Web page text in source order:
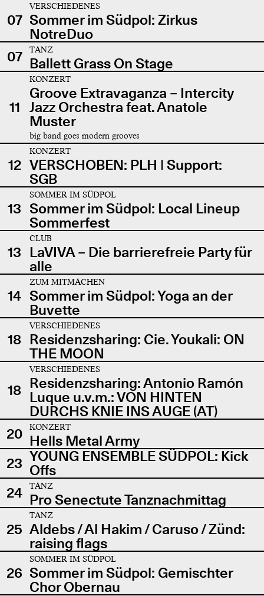
07
VERSCHIEDENES
Sommer im Südpol: Zirkus
NotreDuo
07
TANZ
Ballett Grass On Stage
11
KONZERT
Groove Extravaganza – Intercity
Jazz Orchestra feat. Anatole
Muster
big band goes modern grooves
12
KONZERT
VERSCHOBEN: PLH | Support:
SGB
13
SOMMER IM SÜDPOL
Sommer im Südpol: Local Lineup
Sommerfest
13
CLUB
LaVIVA – Die barrierefreie Party für
alle
14
ZUM MITMACHEN
Sommer im Südpol: Yoga an der
Buvette
18
VERSCHIEDENES
Residenzsharing: Cie. Youkali: ON
THE MOON
18
VERSCHIEDENES
Residenzsharing: Antonio Ramón
Luque u.v.m.: VON HINTEN
DURCHS KNIE INS AUGE (AT)
20
KONZERT
Hells Metal Army
23 YOUNG ENSEMBLE SÜDPOL: Kick
Offs
24
TANZ
Pro Senectute Tanznachmittag
25
TANZ
Aldebs / Al Hakim / Caruso / Zünd:
raising flags
26
SOMMER IM SÜDPOL
Sommer im Südpol: Gemischter
Chor Obernau